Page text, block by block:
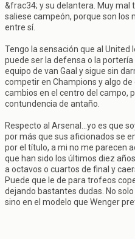
&frac34; y su delantera. Muy mal
saliese campeón, porque son los
entre sí.
Tengo la sensación que al United
puede ser la defensa o la portería
equipo de van Gaal y sigue sin
competir en Champions y algo
cambios en el centro del campo,
contundencia de antaño.
Respecto al Arsenal...yo es que
por más que sus aficionados se
por el título, a mi no me parecen
que han sido los últimos diez
a octavos o cuartos de final y
Puede que le de para trofeos
dejando bastantes dudas. No
sino en el modelo que Wenger